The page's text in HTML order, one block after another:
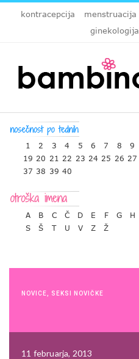
kontracepcija menstruacija
ginekologija
1 2 3 4 5 6 7 8 9
19 20 21 22 23 24 25 26 27
37 38 39 40
A B C Č D E F G H
S
Š T U V Z Ž
NOVICE SEKSI NOVIČKE
11 februarja, 2013